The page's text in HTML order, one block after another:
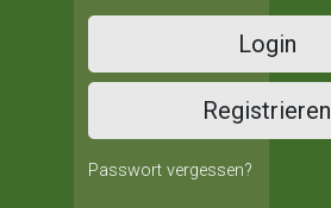
Login
Registrieren
Passwort vergessen?